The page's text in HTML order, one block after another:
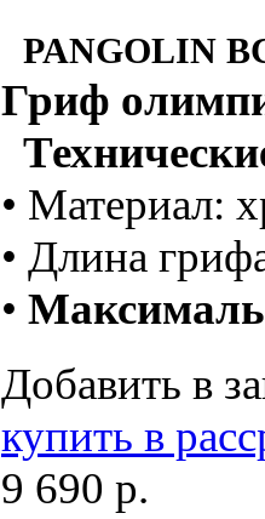
PANGOLIN
Гриф
• Материал:
• Длина
•
Добавить в
купить в
9 690 р.